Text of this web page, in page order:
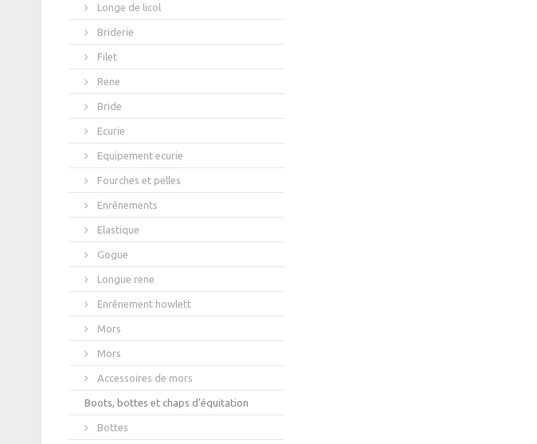
Longe de licol
Briderie
Filet
Rene
Bride
Ecurie
Equipement ecurie
Fourches et pelles
Enrênements
Elastique
Gogue
Longue rene
Enrênement howlett
Mors
Mors
Accessoires de mors
Boots, bottes et chaps d'équitation
Bottes